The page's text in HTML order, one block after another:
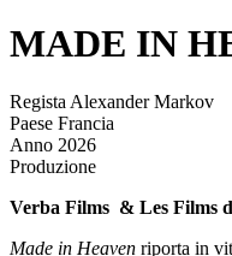
MADE IN
Regista Alexander Markov
Paese Francia
Anno 2026
Produzione
Verba Films & Les Films
Made in Heaven riporta in